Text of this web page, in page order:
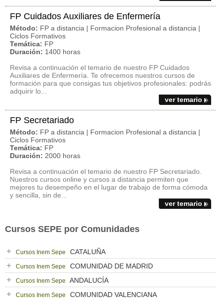
FP Cuidados Auxiliares de Enfermería
Método: FP a distancia | Formacion Profesional a distancia |
Ciclos Formativos
Temática: FP
Duración: 1400 horas
Revisa a continuación el temario de nuestro FP Cuidados
Auxiliares de Enfermería. Te ofrecemos nuestros cursos de
formación para que consigas tus objetivos profesionales: podrás
adquirir lo...
ver temario
FP Secretariado
Método: FP a distancia | Formacion Profesional a distancia |
Ciclos Formativos
Temática: FP
Duración: 2000 horas
Revisa a continuación el temario de nuestro FP Secretariado.
Nuestros cursos online y cursos a distancia permiten que
mejores tu desempeño en el lugar de trabajo de forma cómoda
y sencilla, sin de...
ver temario
Cursos SEPE por Comunidades
Cursos Inem Sepe CATALUÑA
Cursos Inem Sepe COMUNIDAD DE MADRID
Cursos Inem Sepe ANDALUCÍA
Cursos Inem Sepe COMUNIDAD VALENCIANA